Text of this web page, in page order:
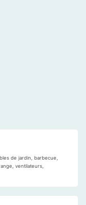
de jardin, barbecue,
ventilateurs,